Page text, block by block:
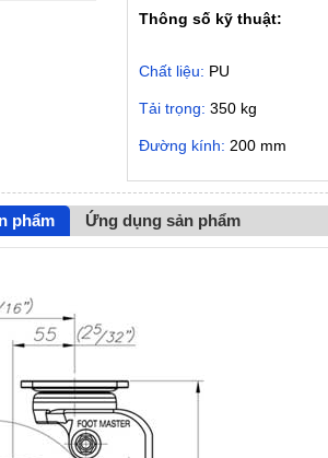
Thông số kỹ thuật:
Chất liệu: PU
Tải trọng: 350 kg
Đường kính: 200 mm
phẩm Ứng dụng sản phẩm